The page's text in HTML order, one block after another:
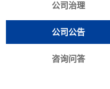
公司治理
公司公告
咨询问答